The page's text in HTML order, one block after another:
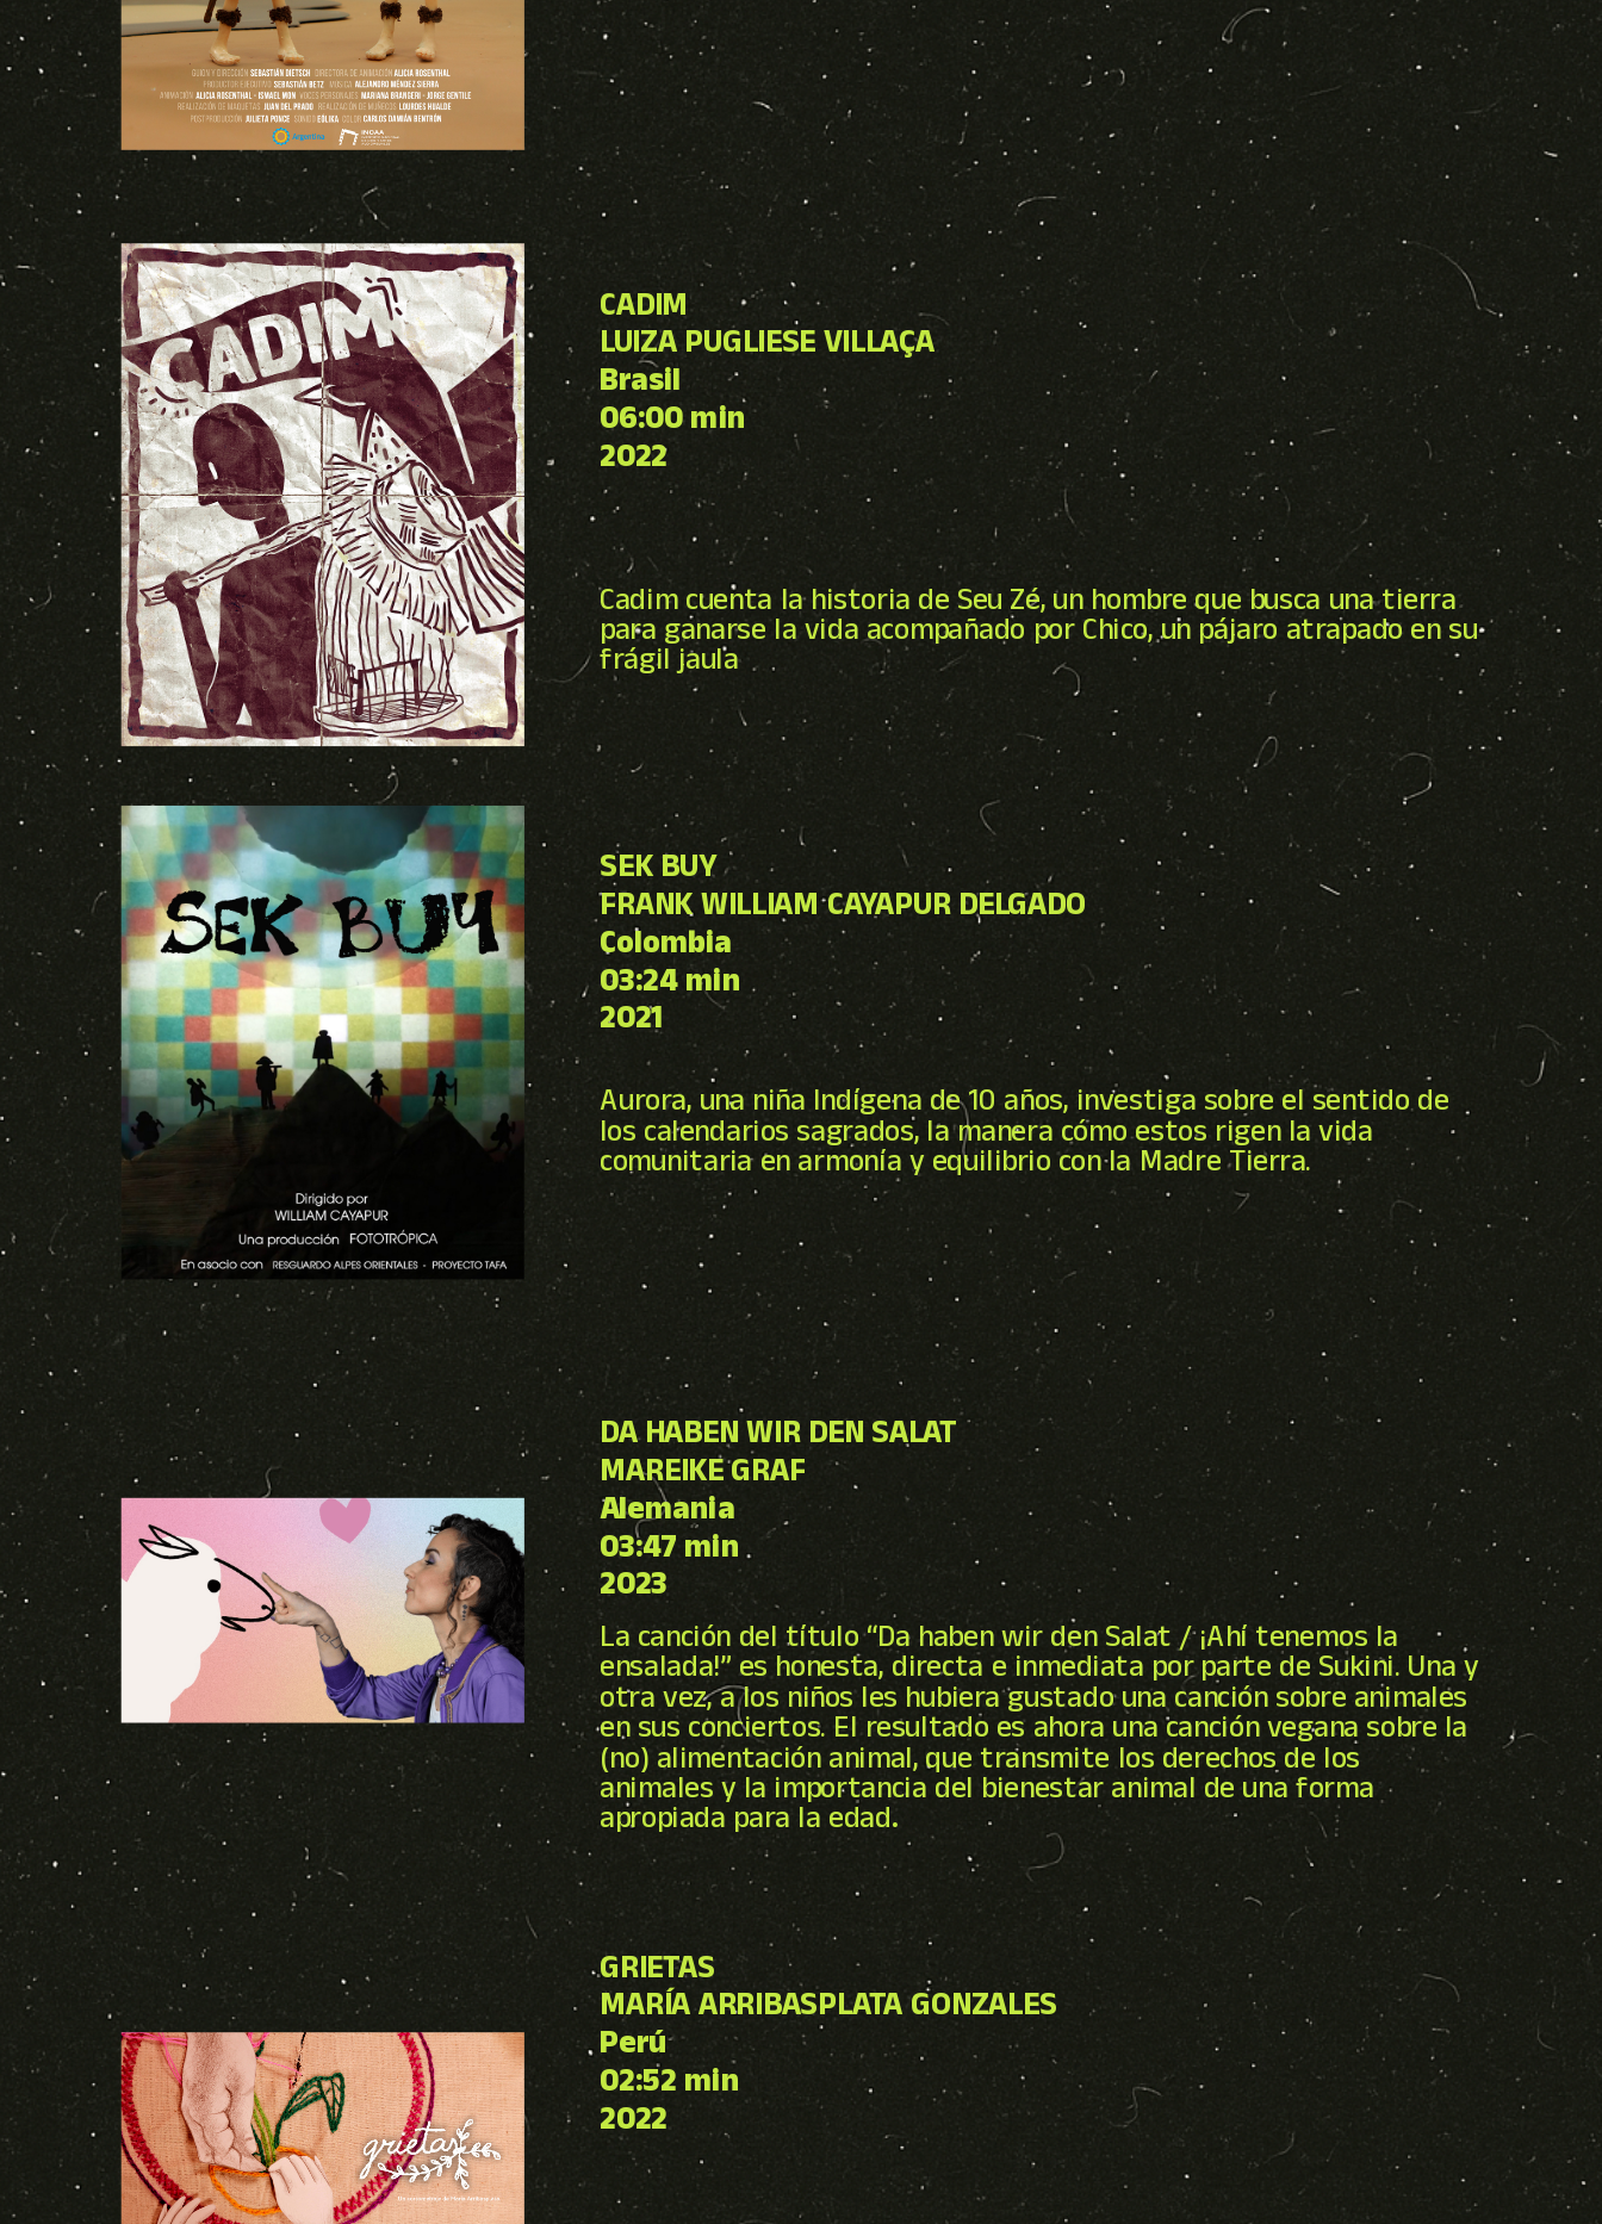
CADIM
LUIZA PUGLIESE VILLAÇA
Brasil
06:00 min
2022
Cadim cuenta la historia de Seu Zé, un hombre que busca una tierra
para ganarse la vida acompañado por Chico, un pájaro atrapado en su
frágil jaula
SEK BUY
FRANK WILLIAM CAYAPUR DELGADO
Colombia
03:24 min
2021
Aurora, una niña Indígena de 10 años, investiga sobre el sentido de
los calendarios sagrados, la manera cómo estos rigen la vida
comunitaria en armonía y equilibrio con la Madre Tierra.
DA HABEN WIR DEN SALAT
MAREIKE GRAF
Alemania
03:47 min
2023
La canción del título “Da haben wir den Salat / ¡Ahí tenemos la
ensalada!” es honesta, directa e inmediata por parte de Sukini. Una y
otra vez, a los niños les hubiera gustado una canción sobre animales
en sus conciertos. El resultado es ahora una canción vegana sobre la
(no) alimentación animal, que transmite los derechos de los
animales y la importancia del bienestar animal de una forma
apropiada para la edad.
GRIETAS
MARÍA ARRIBASPLATA GONZALES
Perú
02:52 min
2022